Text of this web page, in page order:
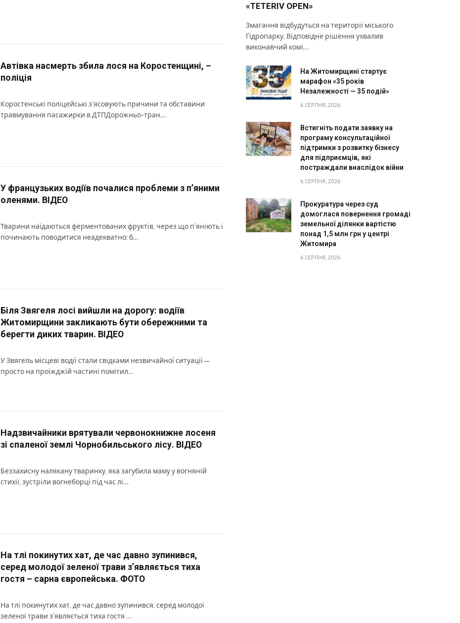
Автівка насмерть збила лося на Коростенщині, –
поліція
Коростенські поліцейські з’ясовують причини та обставини
травмування пасажирки в ДТПДорожньо-тран…
У французьких водіїв почалися проблеми з пʼяними
оленями. ВІДЕО
Тварини наїдаються ферментованих фруктів, через що п’яніють і
починають поводитися неадекватно: б…
Біля Звягеля лосі вийшли на дорогу: водіїв
Житомирщини закликають бути обережними та
берегти диких тварин. ВІДЕО
У Звягель місцеві водії стали свідками незвичайної ситуації —
просто на проїжджій частині помітил…
Надзвичайники врятували червонокнижне лосеня
зі спаленої землі Чорнобильського лісу. ВІДЕО
Беззахисну налякану тваринку, яка загубила маму у вогняній
стихії, зустріли вогнеборці під час лі…
На тлі покинутих хат, де час давно зупинився,
серед молодої зеленої трави з’являється тиха
гостя – сарна європейська. ФОТО
На тлі покинутих хат, де час давно зупинився, серед молодої
зеленої трави з’являється тиха гостя …
«TETERIV OPEN»
Змагання відбудуться на території міського
Гідропарку. Відповідне рішення ухвалив
виконавчий комі…
На Житомирщині стартує
марафон «35 років
Незалежності — 35 подій»
6 СЕРПНЯ, 2026
Встигніть подати заявку на
програму консультаційної
підтримки з розвитку бізнесу
для підприємців, які
постраждали внаслідок війни
6 СЕРПНЯ, 2026
Прокуратура через суд
домоглася повернення громаді
земельної ділянки вартістю
понад 1,5 млн грн у центрі
Житомира
6 СЕРПНЯ, 2026